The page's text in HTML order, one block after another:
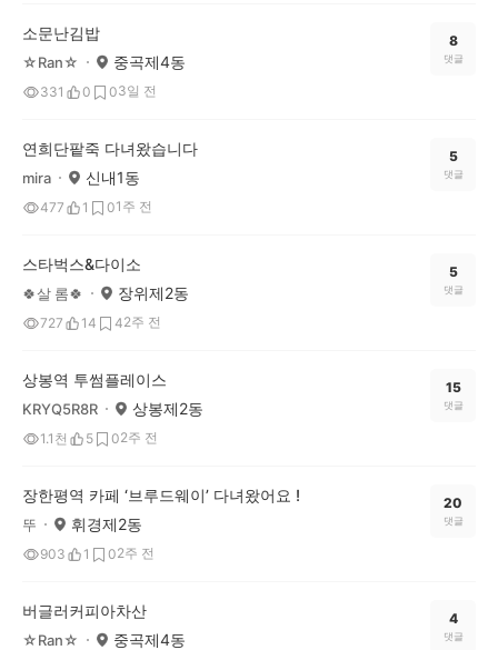
소문난김밥
☆Ran☆ 중곡제4동
331 0 03일 전
8
댓글
연희단팥죽 다녀왔습니다
mira 신내1동
477 1 01주 전
5
댓글
스타벅스&다이소
🍀살 롬🍀 장위제2동
727 14 42주 전
5
댓글
상봉역 투썸플레이스
KRYQ5R8R 상봉제2동
1.1천 5 02주 전
15
댓글
장한평역 카페 ‘브루드웨이’ 다녀왔어요 !
뚜 휘경제2동
903 1 02주 전
20
댓글
버글러커피아차산
☆Ran☆ 중곡제4동
4
댓글